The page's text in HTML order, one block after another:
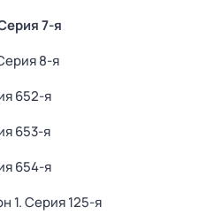
7-я
8-я
652-я
653-я
654-я
1. Серия 125-я